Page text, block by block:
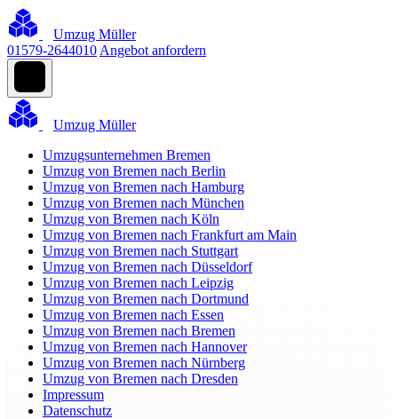
Umzug Müller
01579-2644010 Angebot anfordern
Umzug Müller
Umzugsunternehmen Bremen
Umzug von Bremen nach Berlin
Umzug von Bremen nach Hamburg
Umzug von Bremen nach München
Umzug von Bremen nach Köln
Umzug von Bremen nach Frankfurt am Main
Umzug von Bremen nach Stuttgart
Umzug von Bremen nach Düsseldorf
Umzug von Bremen nach Leipzig
Umzug von Bremen nach Dortmund
Umzug von Bremen nach Essen
Umzug von Bremen nach Bremen
Umzug von Bremen nach Hannover
Umzug von Bremen nach Nürnberg
Umzug von Bremen nach Dresden
Impressum
Datenschutz